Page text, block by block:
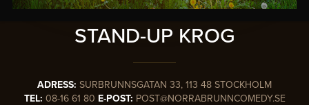
SVERIGESMEST KÄNDA
STAND-UP KROG
ADRESS: SURBRUNNSGATAN 33, 113 48 STOCKHOLM
TEL: 08-16 61 80 E-POST: POST@NORRABRUNNCOMEDY.SE